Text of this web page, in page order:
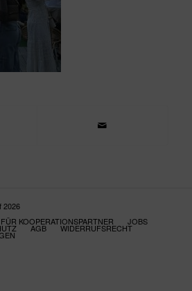
2026
FÜR KOOPERATIONSPARTNER JOBS
AGB WIDERRUFSRECHT